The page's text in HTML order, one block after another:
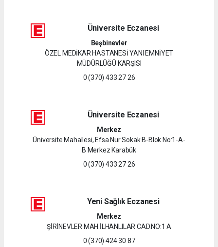
Üniversite Eczanesi
Beşbinevler
ÖZEL MEDİKAR HASTANESİ YANI EMNİYET
MÜDÜRLÜĞÜ KARŞISI
0 (370) 433 27 26
Üniversite Eczanesi
Merkez
Üniversite Mahallesi, Efsa Nur Sokak B-Blok No:1-A-
B Merkez Karabük
0 (370) 433 27 26
Yeni Sağlık Eczanesi
Merkez
ŞİRİNEVLER MAH.İLHANLILAR CAD.NO:1 A
0 (370) 424 30 87